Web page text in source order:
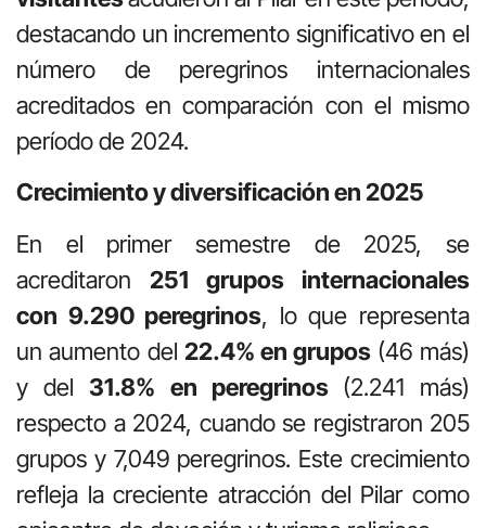
destacando un incremento significativo en el
número de peregrinos internacionales
acreditados en comparación con el mismo
período de 2024.
Crecimiento y diversificación en 2025
En el primer semestre de 2025, se
acreditaron 251 grupos internacionales
con 9.290 peregrinos, lo que representa
un aumento del 22.4% en grupos (46 más)
y del 31.8% en peregrinos (2.241 más)
respecto a 2024, cuando se registraron 205
grupos y 7,049 peregrinos. Este crecimiento
refleja la creciente atracción del Pilar como